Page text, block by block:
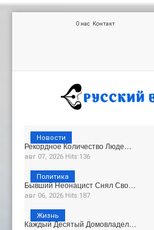
О нас Контакт
Рекордное Количество Люде…
авг 07, 2026 Hits:136
Новости
Бывший Неонацист Снял Сво…
авг 06, 2026 Hits:187
Политика
Каждый Десятый Домовладел…
Жизнь